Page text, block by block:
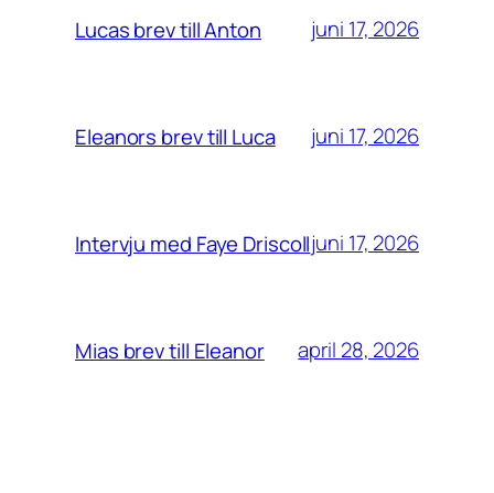
Lucas brev till Anton juni 17, 2026
Eleanors brev till Luca juni 17, 2026
Intervju med Faye Driscolljuni 17, 2026
Mias brev till Eleanor april 28, 2026